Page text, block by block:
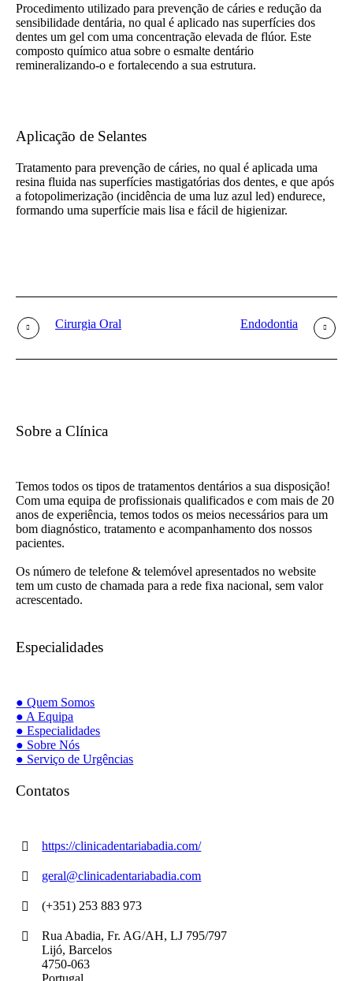
Procedimento utilizado para prevenção de cáries e redução da
sensibilidade dentária, no qual é aplicado nas superfícies dos
dentes um gel com uma concentração elevada de flúor. Este
composto químico atua sobre o esmalte dentário
remineralizando-o e fortalecendo a sua estrutura.
Aplicação de Selantes
Tratamento para prevenção de cáries, no qual é aplicada uma
resina fluida nas superfícies mastigatórias dos dentes, e que após
a fotopolimerização (incidência de uma luz azul led) endurece,
formando uma superfície mais lisa e fácil de higienizar.
Endodontia
Cirurgia Oral
Sobre a Clínica
Temos todos os tipos de tratamentos dentários a sua disposição!
Com uma equipa de profissionais qualificados e com mais de 20
anos de experiência, temos todos os meios necessários para um
bom diagnóstico, tratamento e acompanhamento dos nossos
pacientes.
Os número de telefone & telemóvel apresentados no website
tem um custo de chamada para a rede fixa nacional, sem valor
acrescentado.
Especialidades
● Quem Somos
● A Equipa
● Especialidades
● Sobre Nós
● Serviço de Urgências
Contatos
https://clinicadentariabadia.com/
geral@clinicadentariabadia.com
(+351) 253 883 973
Rua Abadia, Fr. AG/AH, LJ 795/797
Lijó, Barcelos
4750-063
Portugal